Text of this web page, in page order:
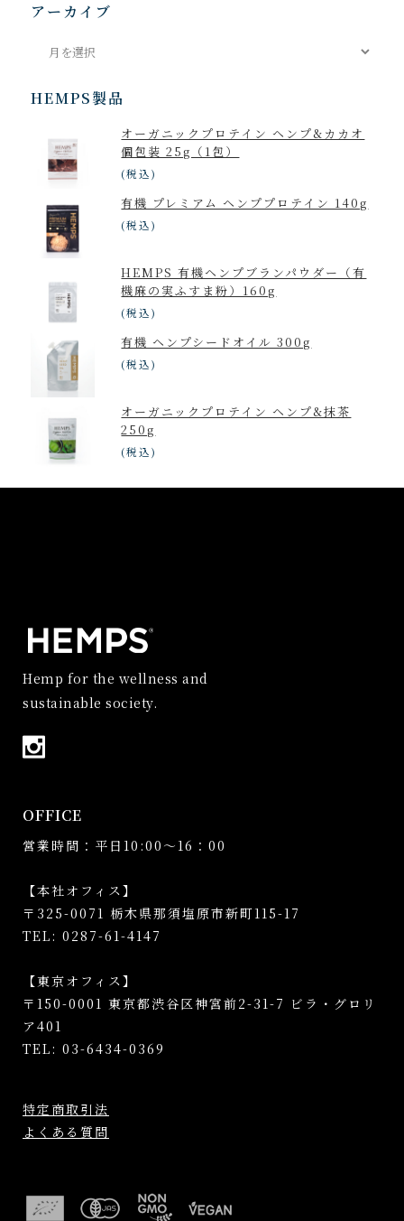
アーカイブ
カ
HEMPS製品
オーガニックプロテイン ヘンプ&カカオ
個包装 25g（1包）
(税込)
有機 プレミアム ヘンププロテイン 140g
(税込)
HEMPS 有機ヘンプブランパウダー（有
機麻の実ふすま粉）160g
(税込)
有機 ヘンプシードオイル 300g
(税込)
オーガニックプロテイン ヘンプ&抹茶
250g
(税込)
Hemp for the wellness and
sustainable society.
OFFICE
営業時間：平日10:00～16：00
【本社オフィス】
〒325-0071 栃木県那須塩原市新町115-17
TEL: 0287-61-4147
【東京オフィス】
〒150-0001 東京都渋谷区神宮前2-31-7 ビラ・グロリ
ア401
TEL: 03-6434-0369
特定商取引法
よくある質問